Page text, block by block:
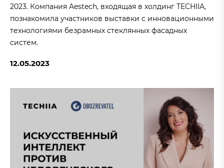
2023. Компания Aestech, входящая в холдинг TECHIIA,
познакомила участников выставки с инновационными
технологиями безрамных стеклянных фасадных
систем.
12.05.2023